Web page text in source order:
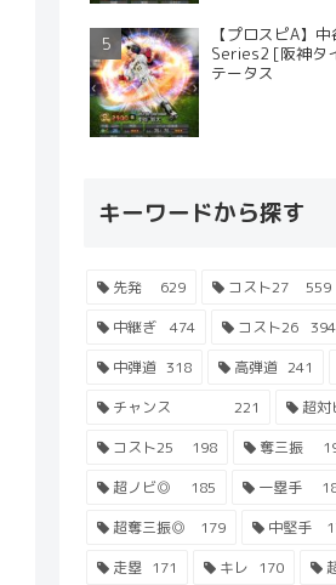
【プロスピA】
Series2 [阪神タ
テータス
キーワードから探す
先発 629 コスト27 559
中継ぎ
474 コスト26 394
中弾道 318 高弾道 241
チャンス
221 超
コスト25
198 奪三振
超ノビ◎
185 一塁手
超奪三振◎
179 中堅手
走塁 171 キレ 170